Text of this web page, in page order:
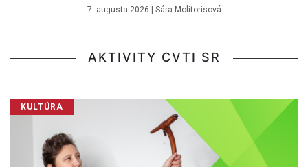
7. augusta 2026 Sára Molitorisová
AKTIVITY CVTI SR
KULTÚRA